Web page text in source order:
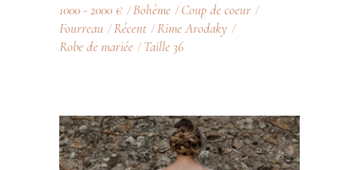
1000 - 2000 € Bohème
Coup de coeur
Fourreau
Récent
Rime Arodaky
Robe de mariée
Taille 36